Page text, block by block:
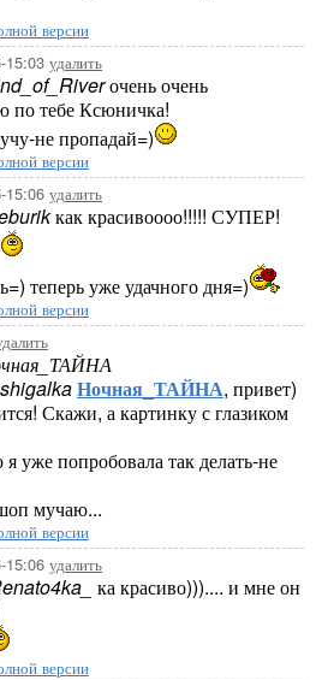
версии
15:03 удалить
очень очень
по тебе Ксюничка!
не пропадай=)
версии
15:06 удалить
как красивоооо!!!!! СУПЕР!
теперь уже удачного дня=)
версии
Ночная_ТАЙНА, привет)
Скажи, а картинку с глазиком
уже попробовала так делать-не
мучаю...
версии
15:06 удалить
ка красиво))).... и мне он
версии